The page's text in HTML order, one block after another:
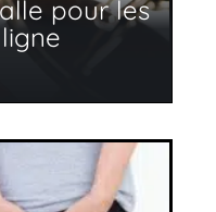
pour les